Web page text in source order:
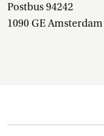
Postbus 94242
1090 GE Amsterdam